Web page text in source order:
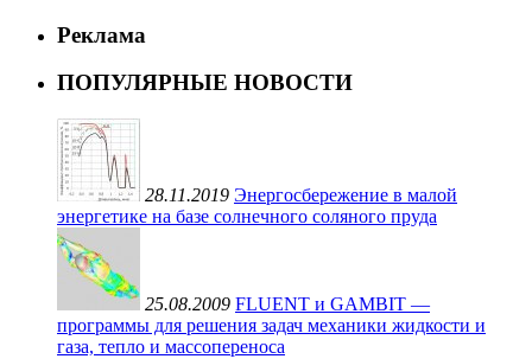
Реклама
ПОПУЛЯРНЫЕ НОВОСТИ
28.11.2019 Энергосбережение в малой
энергетике на базе солнечного соляного пруда
25.08.2009 FLUENT и GAMBIT —
программы для решения задач механики жидкости и
газа, тепло и массопереноса